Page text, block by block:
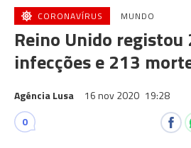
CORONAVÍRUS MUNDO
Reino Unido
infecções e 213
Agéncia Lusa 16 nov 2020 19:28
0